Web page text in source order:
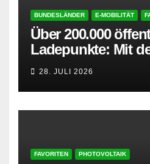
BUNDESLÄNDER E-MOBILITÄT
Über 200.000
Ladepunkte: Mit
entspannt in den
28. JULI 2026
FAVORITEN PHOTOVOLTAIK